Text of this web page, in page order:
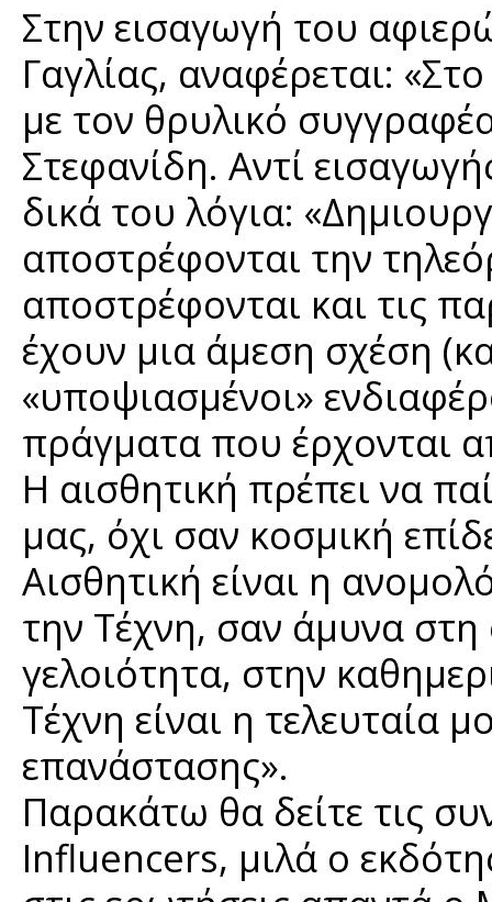
Στην εισαγωγή του
Γαγλίας, αναφέρεται:
με τον θρυλικό
Στεφανίδη. Αντί
δικά του λόγια:
αποστρέφονται την
αποστρέφονται και τις
έχουν μια άμεση σχέση
«υποψιασμένοι»
πράγματα που έρχονται
Η αισθητική πρέπει να
μας, όχι σαν κοσμική
Αισθητική είναι η
την Τέχνη, σαν άμυνα
γελοιότητα, στην
Τέχνη είναι η τελευταία
επανάστασης».
Παρακάτω θα δείτε τις
Influencers, μιλά ο